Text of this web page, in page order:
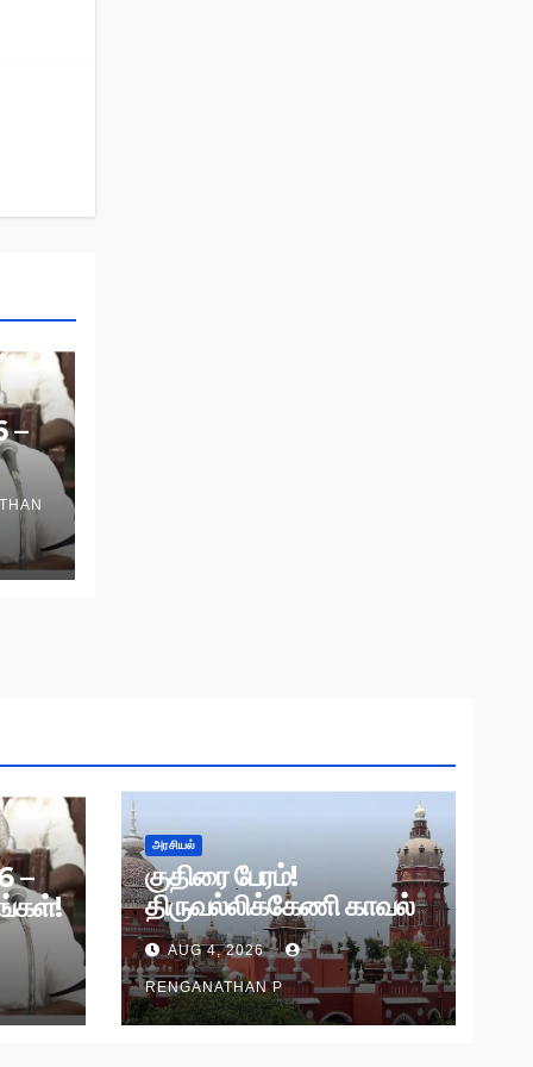
–
–
அரசியல்
குதிரை பேரம்!
திருவல்லிக்கேணி காவல்
நிலைய விசாரணைக்கு
தடை!
AUG 4, 2026
RENGANATHAN P